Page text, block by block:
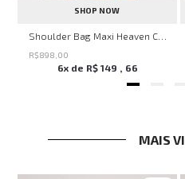
SHOP NOW
R$898 00
6x de R$ 149 , 66
MAIS